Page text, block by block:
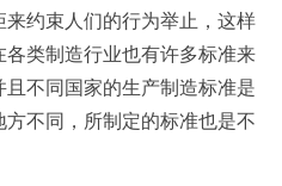
约束人们的行为举止，这样
各类制造行业也有许多标准来
不同国家的生产制造标准是
不同，所制定的标准也是不